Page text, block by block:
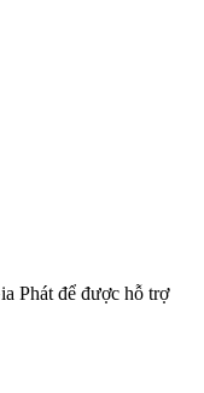
Phát để được hỗ trợ